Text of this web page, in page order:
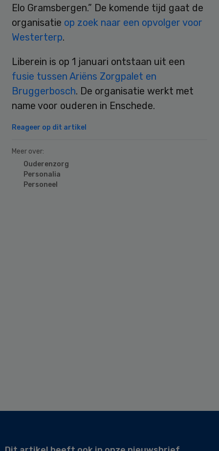
Elo Gramsbergen.” De komende tijd gaat de
organisatie op zoek naar een opvolger voor
Westerterp.
Liberein is op 1 januari ontstaan uit een
fusie tussen Ariëns Zorgpalet en
Bruggerbosch. De organisatie werkt met
name voor ouderen in Enschede.
Reageer op dit artikel
Meer over:
Ouderenzorg
Personalia
Personeel